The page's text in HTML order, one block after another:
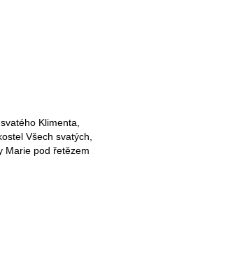
svatého Klimenta,
Všech svatých,
Marie pod řetězem